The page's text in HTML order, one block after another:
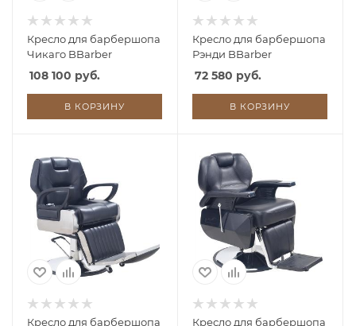
Кресло для барбершопа
Чикаго BBarber
108 100 руб.
В КОРЗИНУ
Кресло для барбершопа
Рэнди BBarber
72 580 руб.
В КОРЗИНУ
Кресло для барбершопа
Кресло для барбершопа